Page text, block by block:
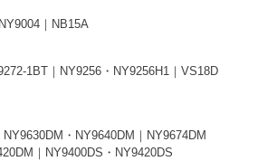
NY9004
NB15A
1BT
NY9256・NY9256H1
VS18D
NY9630DM・NY9640DM
NY9674DM
NY9400DS・NY9420DS